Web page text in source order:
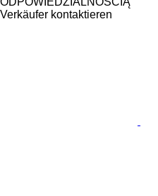
Verkäufer kontaktieren